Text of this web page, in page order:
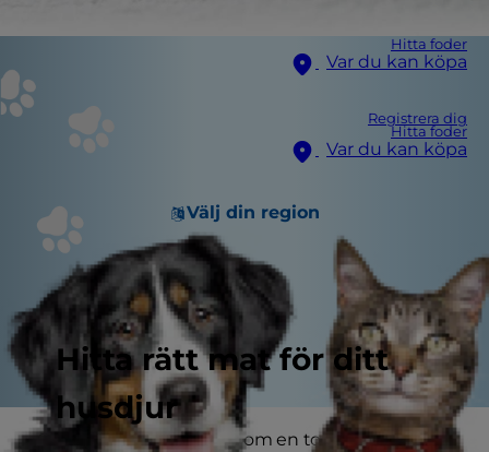
Hitta foder
Var du kan köpa
Registrera dig
Hitta foder
Var du kan köpa
Välj din region
Hitta rätt mat för ditt
husdjur
Oroliga ägare frågar ofta om en torr nos betyder